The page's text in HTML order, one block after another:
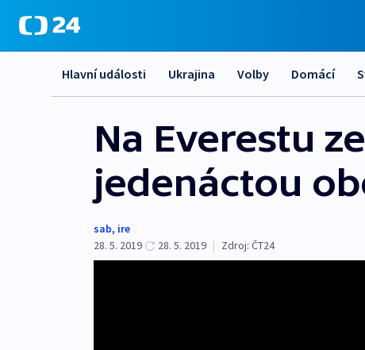
Hlavní události Ukrajina Volby Domácí
Na Everestu
jedenáctou
sab, ire
28. 5. 2019
28. 5. 2019 | Zdroj: ČT24